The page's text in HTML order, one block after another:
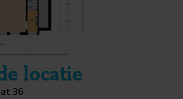
locatie
36